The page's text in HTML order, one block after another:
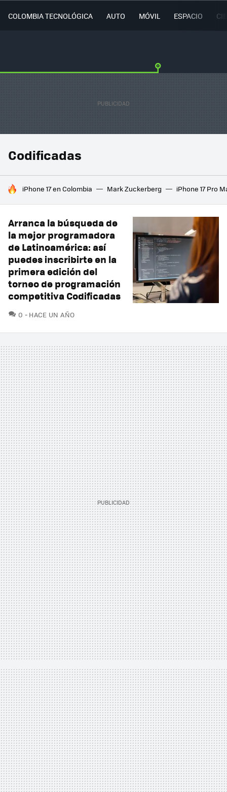
COLOMBIA TECNOLÓGICA AUTO MÓVIL ESPACIO
Codificadas
HOY SE HABLA DE
iPhone 17 en Colombia Mark Zuckerberg iPhone 17 Pro
Arranca la búsqueda de
la mejor programadora
de Latinoamérica: así
puedes inscribirte en la
primera edición del
torneo de programación
competitiva Codificadas
0 COMENTARIOS
HACE UN AÑO